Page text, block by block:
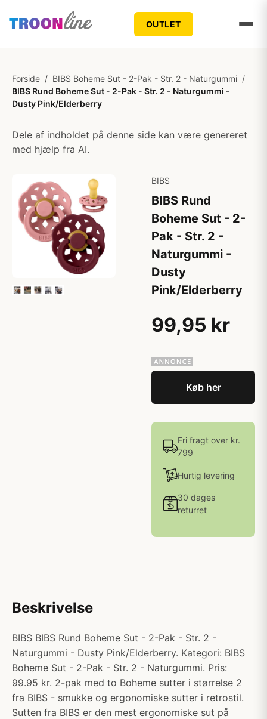
OUTLET
Forside / BIBS Boheme Sut - 2-Pak - Str. 2 - Naturgummi /
BIBS Rund Boheme Sut - 2-Pak - Str. 2 - Naturgummi -
Dusty Pink/Elderberry
Dele af indholdet på denne side kan være genereret
med hjælp fra AI.
BIBS
BIBS Rund
Boheme Sut - 2-
Pak - Str. 2 -
Naturgummi -
Dusty
Pink/Elderberry
99,95 kr
Køb her
Fri fragt over kr.
799
Hurtig levering
30 dages
returret
Beskrivelse
BIBS BIBS Rund Boheme Sut - 2-Pak - Str. 2 -
Naturgummi - Dusty Pink/Elderberry. Kategori: BIBS
Boheme Sut - 2-Pak - Str. 2 - Naturgummi. Pris:
99.95 kr. 2-pak med to Boheme sutter i størrelse 2
fra BIBS - smukke og ergonomiske sutter i retrostil.
Sutten fra BIBS er den mest ergonomiske sut på